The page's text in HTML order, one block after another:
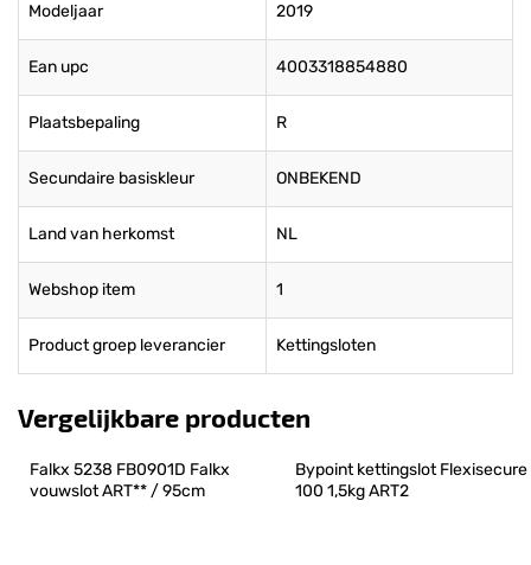
Modeljaar 2019
Ean upc 4003318854880
Plaatsbepaling R
Secundaire basiskleur ONBEKEND
Land van herkomst NL
Webshop item 1
Product groep leverancier Kettingsloten
Vergelijkbare producten
Falkx 5238 FB0901D Falkx
vouwslot ART** / 95cm
Bypoint kettingslot Flexisecure
100 1,5kg ART2